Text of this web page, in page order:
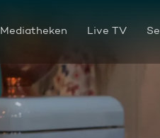
Mediatheken Live TV